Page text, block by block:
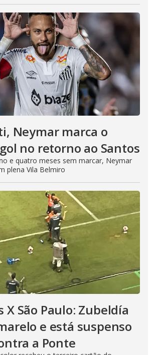
Neymar marca o
no retorno ao Santos
e quatro meses sem marcar, Neymar
plena Vila Belmiro
X São Paulo: Zubeldía
e está suspenso
a Ponte